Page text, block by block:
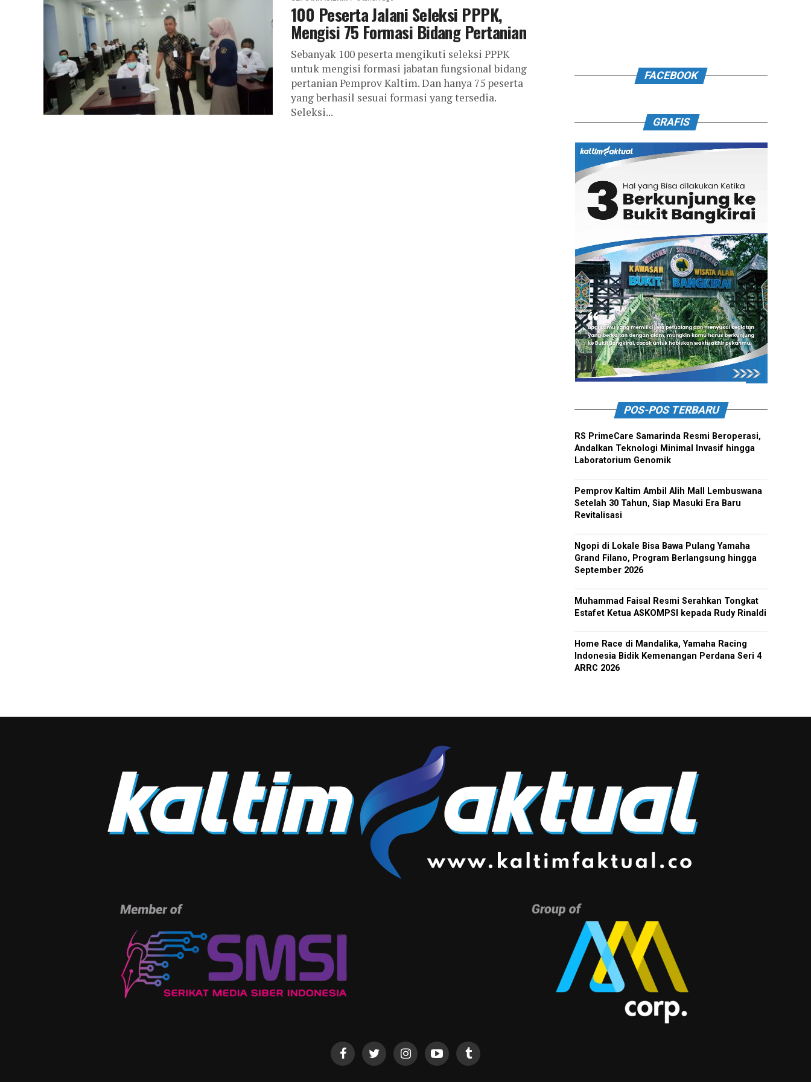
100 Peserta Jalani Seleksi PPPK,
Mengisi 75 Formasi Bidang Pertanian
Sebanyak 100 peserta mengikuti seleksi PPPK
untuk mengisi formasi jabatan fungsional bidang
pertanian Pemprov Kaltim. Dan hanya 75 peserta
yang berhasil sesuai formasi yang tersedia.
Seleksi...
FACEBOOK
GRAFIS
POS-POS TERBARU
RS PrimeCare Samarinda Resmi Beroperasi,
Andalkan Teknologi Minimal Invasif hingga
Laboratorium Genomik
Pemprov Kaltim Ambil Alih Mall Lembuswana
Setelah 30 Tahun, Siap Masuki Era Baru
Revitalisasi
Ngopi di Lokale Bisa Bawa Pulang Yamaha
Grand Filano, Program Berlangsung hingga
September 2026
Muhammad Faisal Resmi Serahkan Tongkat
Estafet Ketua ASKOMPSI kepada Rudy Rinaldi
Home Race di Mandalika, Yamaha Racing
Indonesia Bidik Kemenangan Perdana Seri 4
ARRC 2026